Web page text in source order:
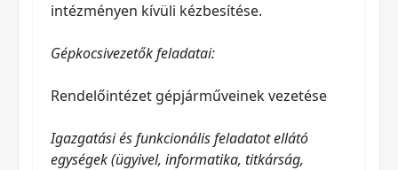
intézményen kívüli kézbesítése.
Gépkocsivezetők feladatai:
Rendelőintézet gépjárműveinek vezetése
Igazgatási és funkcionális feladatot ellátó
egységek (ügyivel, informatika, titkárság,